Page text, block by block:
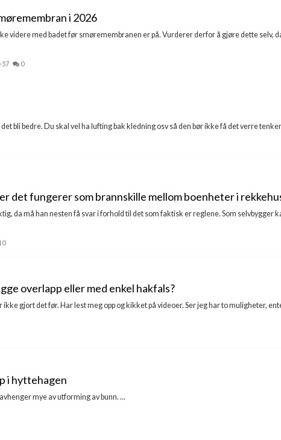
i 2026
videre med badet før smøremembranen er på. Vurderer derfor å gjøre dette selv,
57 0
bli bedre. Du skal vel ha lufting bak kledning osv så den bør ikke få det verre tenker
det fungerer som brannskille mellom boenheter i
da må han nesten få svar i forhold til det som faktisk er reglene. Som selvbygger
overlapp eller med enkel hakfals?
gjort det før. Har lest meg opp og kikket på videoer. Ser jeg har to muligheter,
i hyttehagen
mye av utforming av bunn. ...